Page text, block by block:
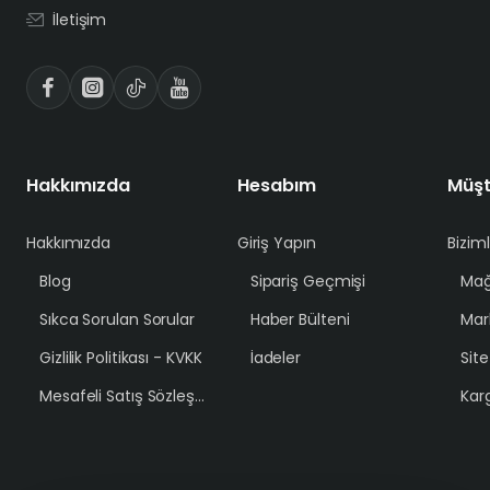
İletişim
Hakkımızda
Hakkımızda
Blog
Sıkca Sorulan Sorular
Gizlilik Politikası - KVKK
Mesafeli Satış Sözleşmesi
Hesabım
Giriş Yapın
Sipariş Geçmişi
Haber Bülteni
İadeler